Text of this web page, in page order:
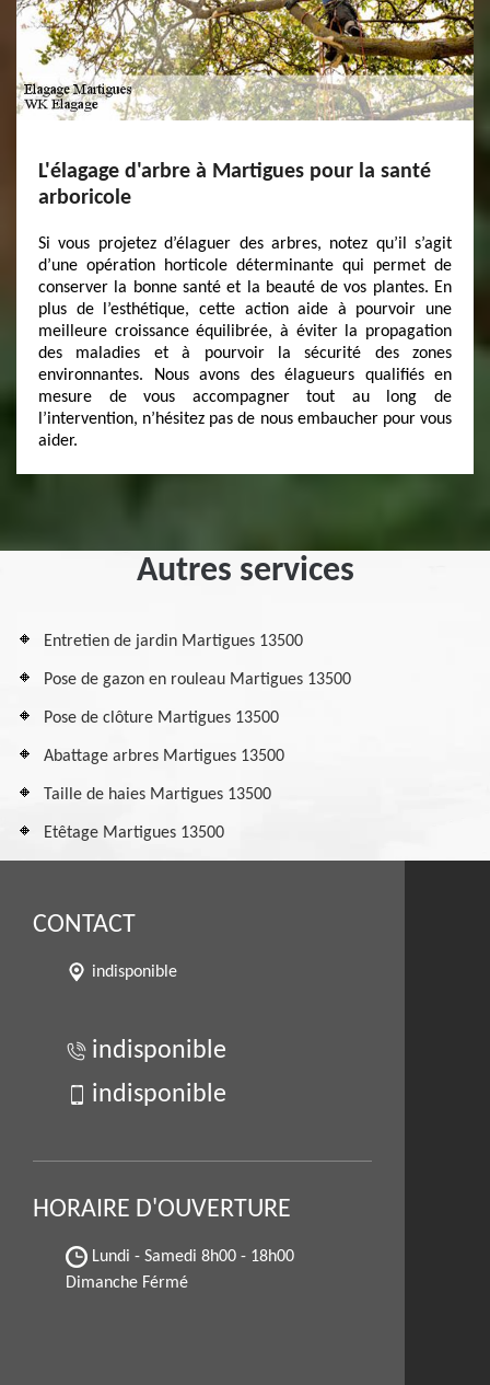
L'élagage d'arbre à Martigues pour la santé
arboricole
Si vous projetez d’élaguer des arbres, notez qu’il s’agit
d’une opération horticole déterminante qui permet de
conserver la bonne santé et la beauté de vos plantes. En
plus de l’esthétique, cette action aide à pourvoir une
meilleure croissance équilibrée, à éviter la propagation
des maladies et à pourvoir la sécurité des zones
environnantes. Nous avons des élagueurs qualifiés en
mesure de vous accompagner tout au long de
l’intervention, n’hésitez pas de nous embaucher pour vous
aider.
Autres services
Entretien de jardin Martigues 13500
Pose de gazon en rouleau Martigues 13500
Pose de clôture Martigues 13500
Abattage arbres Martigues 13500
Taille de haies Martigues 13500
Etêtage Martigues 13500
CONTACT
indisponible
indisponible
indisponible
HORAIRE D'OUVERTURE
Lundi - Samedi 8h00 - 18h00
Dimanche Férmé